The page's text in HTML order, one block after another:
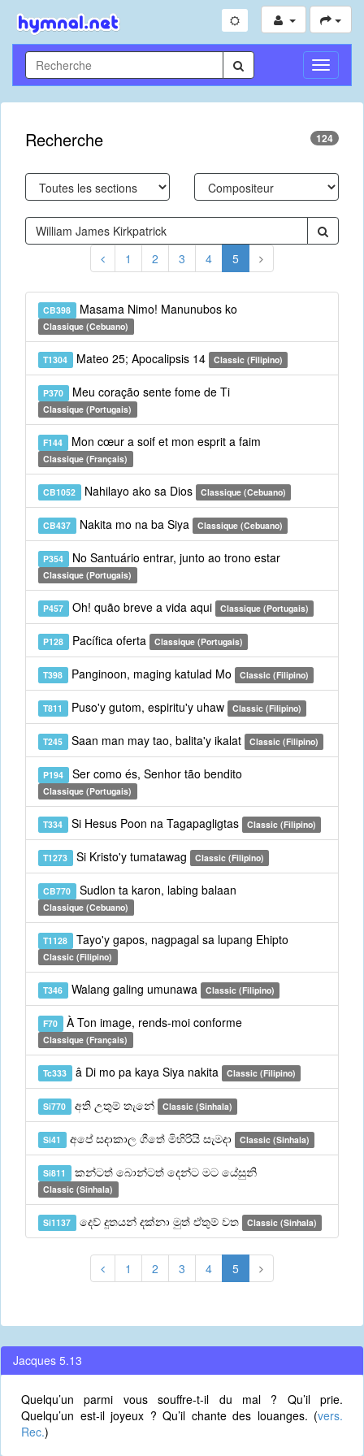
Toggle
Recherche 124
1 2 3 4 5
CB398 Masama Nimo! Manunubos ko
Classique (Cebuano)
T1304 Mateo 25; Apocalipsis 14 Classic (Filipino)
P370 Meu coração sente fome de Ti
Classique (Portugais)
F144 Mon cœur a soif et mon esprit a faim
Classique (Français)
CB1052 Nahilayo ako sa Dios Classique (Cebuano)
CB437 Nakita mo na ba Siya Classique (Cebuano)
P354 No Santuário entrar, junto ao trono estar
Classique (Portugais)
P457 Oh! quão breve a vida aqui Classique (Portugais)
P128 Pacífica oferta Classique (Portugais)
T398 Panginoon, maging katulad Mo Classic (Filipino)
T811 Puso'y gutom, espiritu'y uhaw Classic (Filipino)
T245 Saan man may tao, balita'y ikalat Classic (Filipino)
P194 Ser como és, Senhor tão bendito
Classique (Portugais)
T334 Si Hesus Poon na Tagapagligtas Classic (Filipino)
T1273 Si Kristo'y tumatawag Classic (Filipino)
CB770 Sudlon ta karon, labing balaan
Classique (Cebuano)
T1128 Tayo'y gapos, nagpagal sa lupang Ehipto
Classic (Filipino)
T346 Walang galing umunawa Classic (Filipino)
F70 À Ton image, rends-moi conforme
Classique (Français)
Tc333 â Di mo pa kaya Siya nakita Classic (Filipino)
Si770 අති උතුම් තැනේ Classic (Sinhala)
Si41 අපේ සදාකාල ගීතේ මිහිරියි සැමදා Classic (Sinhala)
Si811 කන්ටත් බොන්ටත් දෙන්ට මට යේසුනි
Classic (Sinhala)
Si1137 දෙව් දූතයන් දක්නා මුත් ඒතුම් වත Classic (Sinhala)
1 2 3 4 5
Jacques 5.13
Quelqu’un parmi vous souffre-t-il du mal ? Qu’il prie.
Quelqu’un est-il joyeux ? Qu’il chante des louanges. (vers.
Rec.)